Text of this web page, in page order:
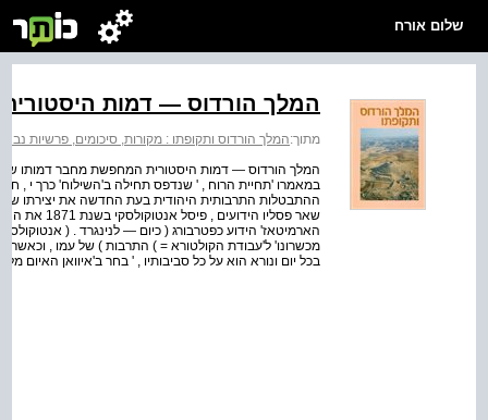
שלום אורח
המלך הורדוס — דמות
מתוך:המלך הורדוס ותקופתו : מקורות, סיכומים, פרשיות
המלך הורדוס — דמות היסטורית המחפשת מחבר דמותו של
במאמרו 'תחיית הרוח , ' שנדפס תחילה ב'השילוח' כרך י ,
שאר פסליו
הארמיטאז' הידוע כפטרבורג ( כיום — לנינגרד . (
מכשרונו' ל'עבודת הקולטורא = ) התרבות ) של עמו , וכאשר
בכל יום ונורא הוא על כל סביבותיו , ' בחר ב'איוואן האיום